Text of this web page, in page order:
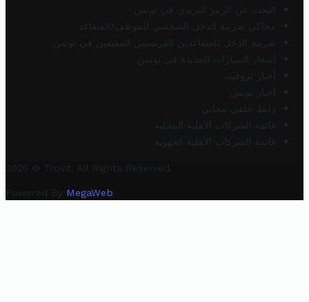
البحث عن الرمز البريدي في تونس
محاكي ضريبة الدخل الشخصي للموظف/المتقاعد
ضريبة الدخل للمتقاعدين الفرنسيين المقيمين في تونس
أسعار السيارات الجديدة في تونس
أخبار تروفيت
أخبار تونس
رابط خلفي مجاني
قائمة الشركات الأهلية المحلية
قائمة الشركات الأهلية الجهوية
2025 © Trovit. All Rights Reserved.
Powered By MegaWeb